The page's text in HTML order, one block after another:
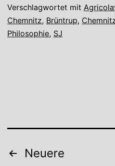
Verschlagwortet mit
Chemnitz, Brüntrup,
Philosophie, SJ
Neuere